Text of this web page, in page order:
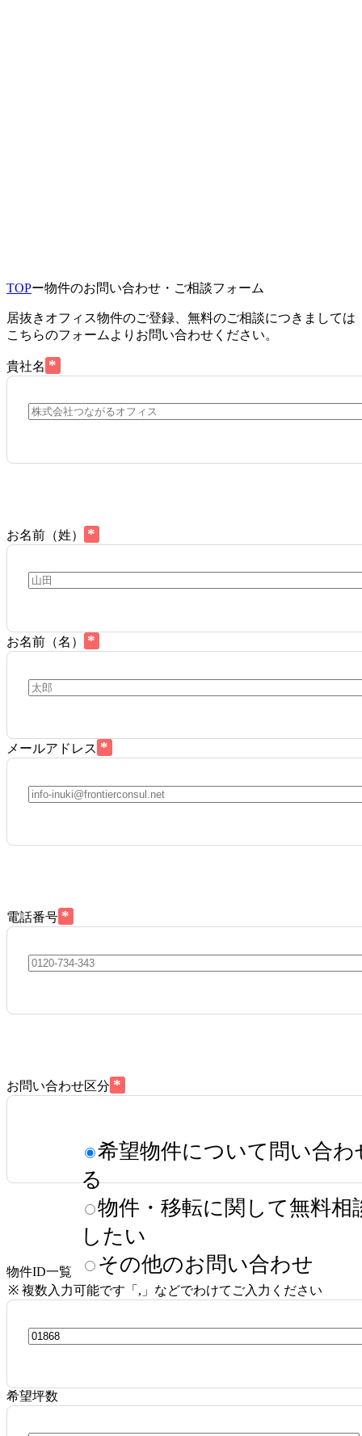
TOPー物件のお問い合わせ・ご相談フォーム
居抜きオフィス物件のご登録、無料のご相談につきましては
こちらのフォームよりお問い合わせください。
貴社名 *
お名前（姓） *
お名前（名） *
メールアドレス *
電話番号 *
お問い合わせ区分 *
希望物件について問い合わ
る
物件・移転に関して無料相
したい
その他のお問い合わせ
物件ID一覧
※ 複数入力可能です「,」などでわけてご入力ください
希望坪数